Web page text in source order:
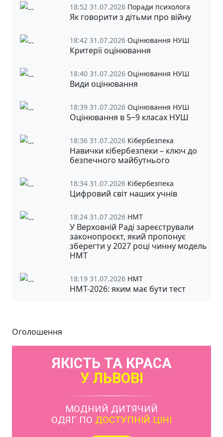
18:52 31.07.2026 Поради психолога
Як говорити з дітьми про війну
18:42 31.07.2026 Оцінювання НУШ
Критерії оцінювання
18:40 31.07.2026 Оцінювання НУШ
Види оцінювання
18:39 31.07.2026 Оцінювання НУШ
Оцінювання в 5‒9 класах НУШ
18:36 31.07.2026 Кібербезпека
Навички кібербезпеки – ключ до
безпечного майбутнього
18:34 31.07.2026 Кібербезпека
Цифровий світ наших учнів
18:24 31.07.2026 НМТ
У Верховній Раді зареєстрували
законопроєкт, який пропонує
зберегти у 2027 році чинну модель
НМТ
18:19 31.07.2026 НМТ
НМТ-2026: яким має бути тест
Оголошення
ЯКІСТЬ ТА КРАСА
У ЛЬВОВІ
МОДНИЙ ДИТЯЧИЙ
ОДЯГ ПО ДОСТУПНІЙ ЦІНІ